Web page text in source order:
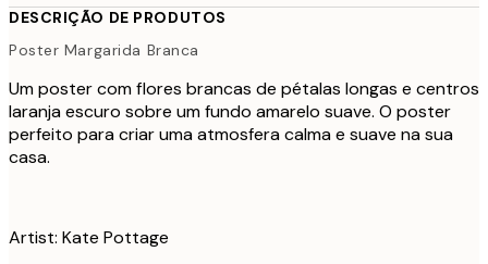
DESCRIÇÃO DE PRODUTOS
Poster Margarida Branca
Um poster com flores brancas de pétalas longas e centros
laranja escuro sobre um fundo amarelo suave. O poster
perfeito para criar uma atmosfera calma e suave na sua
casa.
Artist: Kate Pottage